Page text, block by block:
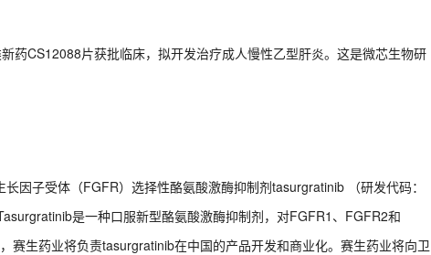
药CS12088片获批临床，拟开发治疗成人慢性乙型肝炎。这是微芯生物研
因子受体（FGFR）选择性酪氨酸激酶抑制剂tasurgratinib （研发代码：
是一种口服新型酪氨酸激酶抑制剂，对FGFR1、FGFR2和
赛生药业将负责tasurgratinib在中国的产品开发和商业化。赛生药业将向卫